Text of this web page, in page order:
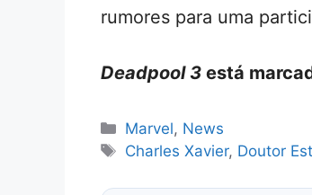
rumores para uma
Deadpool 3 está
Categorias
Marvel, News
Tags
Charles Xavier, Doutor